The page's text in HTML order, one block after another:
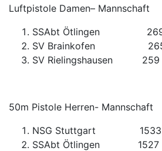
Luftpistole Damen– Mannschaft
SSAbt Ötlingen
SV Brainkofen
SV Rielingshausen
50m Pistole Herren- Mannschaft
NSG Stuttgart 1533
SSAbt Ötlingen 1527